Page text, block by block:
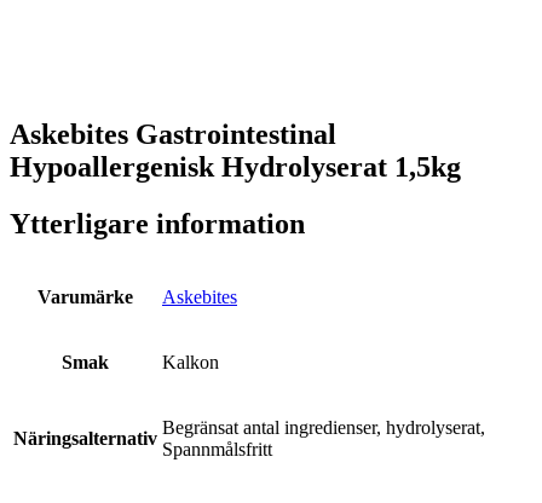
Askebites Gastrointestinal
Hypoallergenisk Hydrolyserat 1,5kg
Ytterligare information
Varumärke Askebites
Smak Kalkon
Näringsalternativ
Begränsat antal ingredienser, hydrolyserat,
Spannmålsfritt